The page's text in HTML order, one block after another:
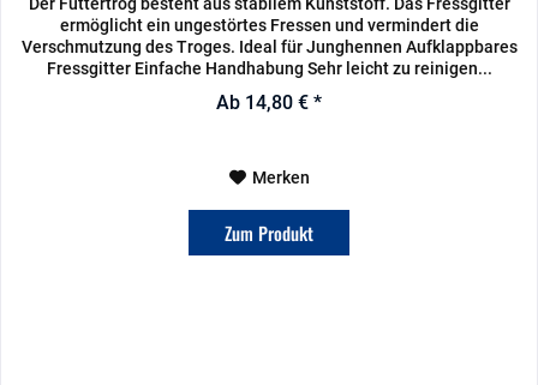
ermöglicht ein ungestörtes Fressen und vermindert die
Verschmutzung des Troges. Ideal für Junghennen Aufklappbares
Fressgitter Einfache Handhabung Sehr leicht zu reinigen...
Ab 14,80 € *
Merken
Zum Produkt